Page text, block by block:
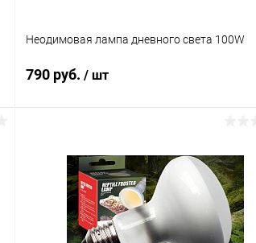
Неодимовая лампа дневного света 100W
790 руб. / шт
Купить в 1 клик Сравнение
В избранное Под заказ